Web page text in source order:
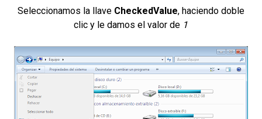
Seleccionamos la llave CheckedValue, haciendo doble
clic y le damos el valor de 1